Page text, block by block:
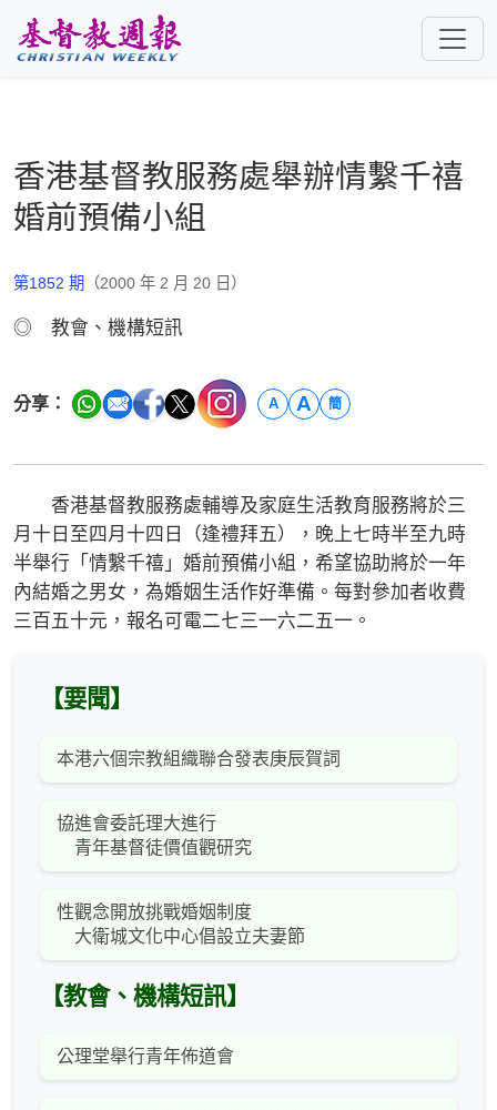
香港基督教服務處舉辦情繫千禧
婚前預備小組
第1852 期 （2000 年 2 月 20 日）
◎ 教會、機構短訊
分享： A A 簡
香港基督教服務處輔導及家庭生活教育服務將於三
月十日至四月十四日（逢禮拜五），晚上七時半至九時
半舉行「情繫千禧」婚前預備小組，希望協助將於一年
內結婚之男女，為婚姻生活作好準備。每對參加者收費
三百五十元，報名可電二七三一六二五一。
【要聞】
本港六個宗教組織聯合發表庚辰賀詞
協進會委託理大進行
青年基督徒價值觀研究
性觀念開放挑戰婚姻制度
大衛城文化中心倡設立夫妻節
【教會、機構短訊】
公理堂舉行青年佈道會